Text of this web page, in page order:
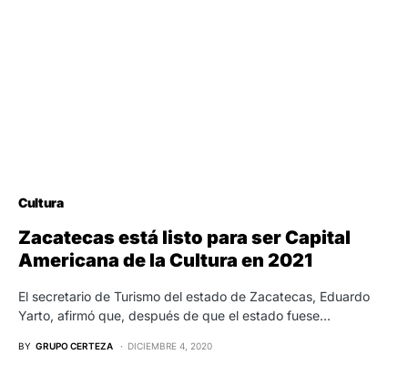
Cultura
Zacatecas está listo para ser Capital
Americana de la Cultura en 2021
El secretario de Turismo del estado de Zacatecas, Eduardo
Yarto, afirmó que, después de que el estado fuese…
BY GRUPO CERTEZA DICIEMBRE 4, 2020